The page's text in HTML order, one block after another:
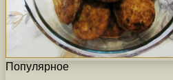
Популярное